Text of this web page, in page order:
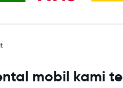
mobil kami